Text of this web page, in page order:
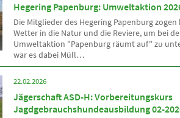
Hegering Papenburg: Umweltaktion
Die Mitglieder des Hegering Papenburg
Wetter in die Natur und die Reviere, um bei
Umweltaktion "Papenburg räumt auf" zu
war es dabei Müll…
22.02.2026
Jägerschaft ASD-H: Vorbereitungskurs
Jagdgebrauchshundeausbildung 02-